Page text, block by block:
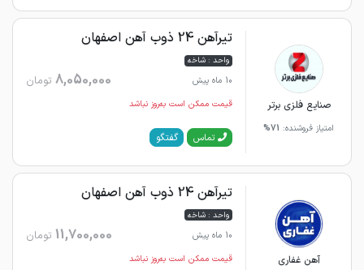
صنایع فلزی برتر
امتیاز فروشنده: 71%
تیرآهن 24 ذوب آهن اصفهان
واحد : شاخه
10 ماه پیش
8,050,000 تومان
قیمت ممکن است به‌روز نباشد
تماس گفتگو
آهن غفاری
تیرآهن 24 ذوب آهن اصفهان
واحد : شاخه
10 ماه پیش
11,700,000 تومان
قیمت ممکن است به‌روز نباشد